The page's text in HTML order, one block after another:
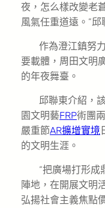
夜，怎么樣改變老
風氣任重道遠。”邱
作為澄江鎮努
要載體，周田文明
的年夜舞臺。
邱聯東介紹，
園文明藝FRP術團
嚴重節AR擴增實境
的文明生涯。
“把廣場打形成
陣地，在開展文明
弘揚社會主義焦點